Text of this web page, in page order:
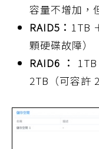
容量不增加，
RAID5： 1TB
顆硬碟故障）
RAID6：
2TB（可容許